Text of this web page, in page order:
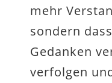
mehr
sondern
Gedanken
verfolgen